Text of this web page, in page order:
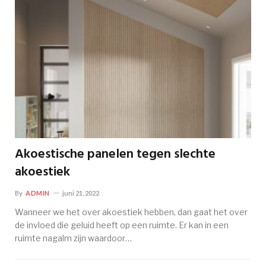
Akoestische panelen tegen slechte
akoestiek
By ADMIN juni 21, 2022
Wanneer we het over akoestiek hebben, dan gaat het over
de invloed die geluid heeft op een ruimte. Er kan in een
ruimte nagalm zijn waardoor…